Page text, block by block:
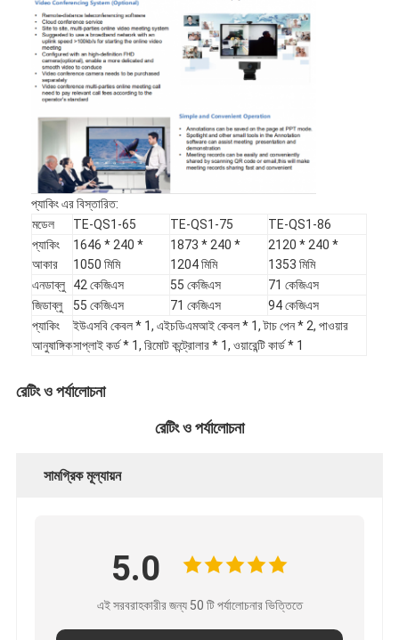
প্যাকিং এর বিস্তারিত:
মডেল
TE-QS1-65 TE-QS1-75
TE-QS1-86
প্যাকিং
আকার
1646 * 240 *
1050 মিমি
1873 * 240 *
1204 মিমি
2120 * 240 *
1353 মিমি
এনডাব্লু
42 কেজিএস 55 কেজিএস
71 কেজিএস
জিডাব্লু
55 কেজিএস 71 কেজিএস
94 কেজিএস
প্যাকিং
আনুষাঙ্গিক
ইউএসবি কেবল * 1, এইচডিএমআই কেবল * 1, টাচ পেন * 2, পাওয়ার
সাপ্লাই কর্ড * 1, রিমোট কন্ট্রোলার * 1, ওয়ারেন্টি কার্ড * 1
রেটিং ও পর্যালোচনা
রেটিং ও পর্যালোচনা
সামগ্রিক মূল্যায়ন
5.0
এই সরবরাহকারীর জন্য 50 টি পর্যালোচনার ভিত্তিতে